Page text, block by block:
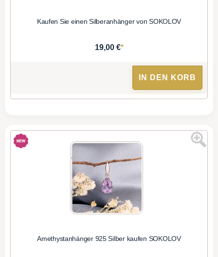
Kaufen Sie einen Silberanhänger von SOKOLOV
19,00 €*
IN DEN KORB
Amethystanhänger 925 Silber kaufen SOKOLOV